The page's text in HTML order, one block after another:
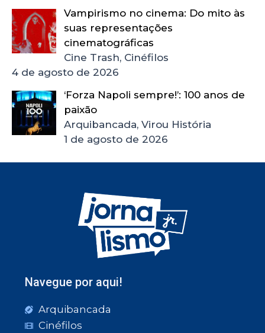
Vampirismo no cinema: Do mito às
suas representações
cinematográficas
Cine Trash, Cinéfilos
4 de agosto de 2026
‘Forza Napoli sempre!’: 100 anos de
paixão
Arquibancada, Virou História
1 de agosto de 2026
Navegue por aqui!
Arquibancada
Cinéfilos